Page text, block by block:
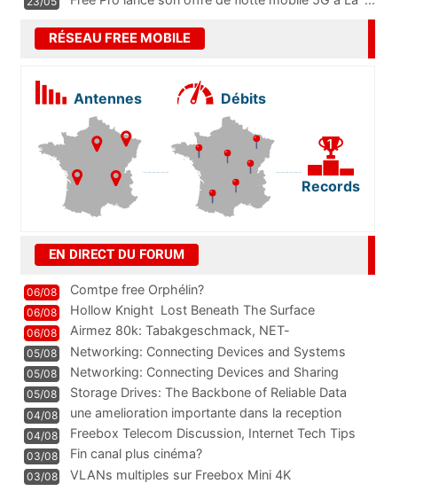
RÉSEAU FREE MOBILE
Antennes Débits
Records
EN DIRECT DU FORUM
06/08 Comtpe free Orphélin?
06/08 Hollow Knight  Lost Beneath The Surface
06/08
Airmez 80k: Tabakgeschmack, NET-
Technologie und Leistung im
05/08 Networking: Connecting Devices and Systems
05/08
Networking: Connecting Devices and Sharing
Information
05/08
Storage Drives: The Backbone of Reliable Data
Management
04/08
une amelioration importante dans la reception
WIFI
04/08
Freebox Telecom Discussion, Internet Tech Tips
Communi
03/08 Fin canal plus cinéma?
03/08 VLANs multiples sur Freebox Mini 4K